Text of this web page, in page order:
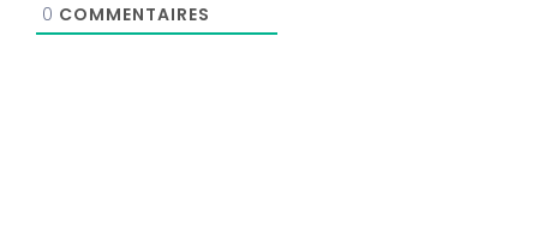
0 COMMENTAIRES